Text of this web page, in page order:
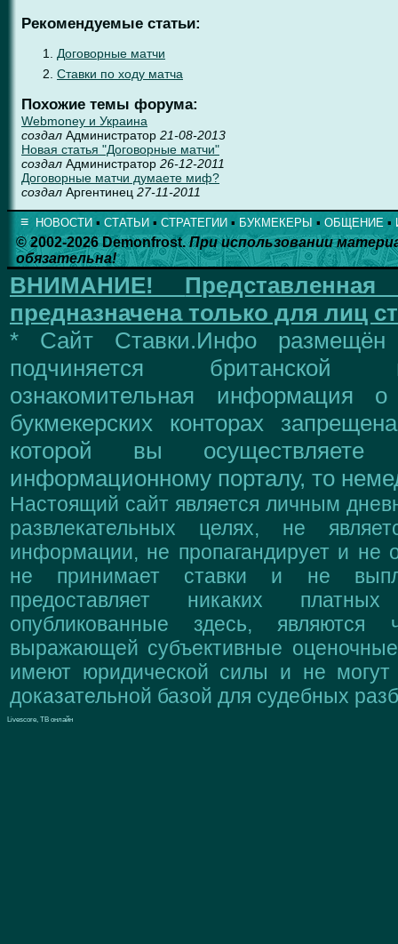
Рекомендуемые статьи:
Договорные матчи
Ставки по ходу матча
Похожие темы форума:
Webmoney и Украина
создал Администратор 21-08-2013
Новая статья "Договорные матчи"
создал Администратор 26-12-2011
Договорные матчи думаете миф?
создал Аргентинец 27-11-2011
≡ НОВОСТИ ▪ СТАТЬИ ▪ СТРАТЕГИИ ▪ БУКМЕКЕРЫ ▪ ОБЩЕНИЕ ▪
© 2002-2026 Demonfrost.При использовании
обязательна!
ВНИМАНИЕ!
предназначена только для лиц
* Сайт Ставки.Инфо размещён
подчиняется британской
ознакомительная информация
букмекерских конторах
которой вы
информационному порталу, то
Настоящий сайт является личным
развлекательных целях, не
информации, не пропагандирует и не
не принимает ставки и не
предоставляет никаких
опубликованные здесь, являются
выражающей субъективные
имеют юридической силы и не могут
доказательной базой для судебных
Livescore, ТВ онлайн